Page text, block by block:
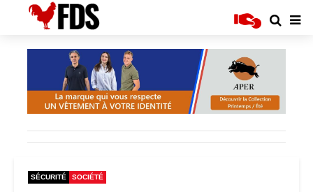
SÉCURITÉ SOCIÉTÉ